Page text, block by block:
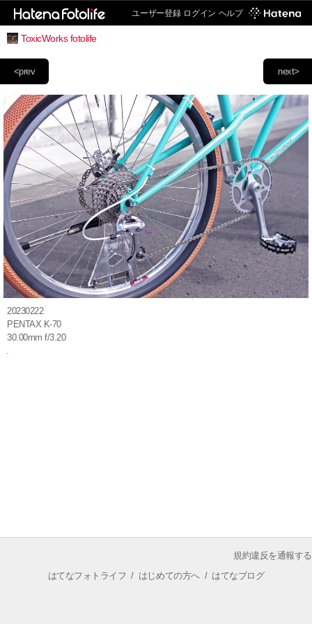
ユーザー登録 ログイン ヘルプ
ToxicWorks fotolife
next>
<prev
20230222
PENTAX K-70
30.00mm f/3.20
規約違反を通報する
はてなフォトライフ / はじめての方へ/ はてなブログ